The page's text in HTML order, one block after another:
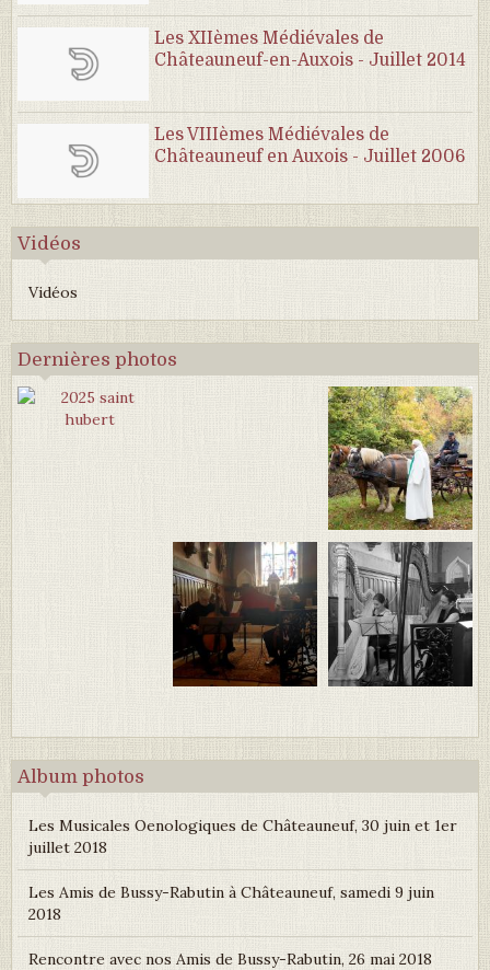
Les XIIèmes Médiévales de
Châteauneuf-en-Auxois - Juillet 2014
Les VIIIèmes Médiévales de
Châteauneuf en Auxois - Juillet 2006
Vidéos
Vidéos
Dernières photos
Album photos
Les Musicales Oenologiques de Châteauneuf, 30 juin et 1er
juillet 2018
Les Amis de Bussy-Rabutin à Châteauneuf, samedi 9 juin
2018
Rencontre avec nos Amis de Bussy-Rabutin, 26 mai 2018